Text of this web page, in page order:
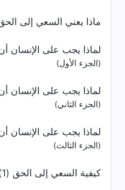
ماذا يعني السعي إلى الحق
لماذا يجب على الإنسان
(الجزء الأول)
لماذا يجب على الإنسان
(الجزء الثاني)
لماذا يجب على الإنسان
(الجزء الثالث)
كيفية السعي إلى الحق (1)